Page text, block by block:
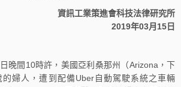
資訊工業策進會科技法律研究所
2019年03月15日
間10時許，美國亞利桑那州（Arizona，下
的婦人，遭到配備Uber自動駕駛系統之車輛